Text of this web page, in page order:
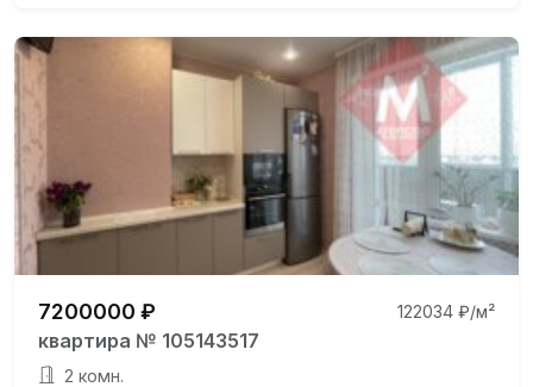
7200000 ₽ 122034 ₽/м²
квартира № 105143517
2 комн.